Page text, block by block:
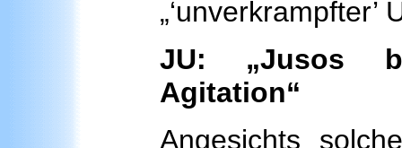
JU: „Jusos
Agitation“
Angesichts